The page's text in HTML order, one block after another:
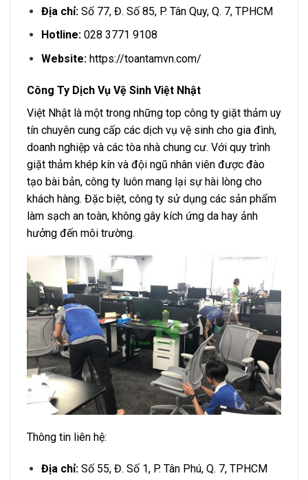
Địa chỉ:Số 77, Đ. Số 85, P. Tân Quy, Q. 7, TPHCM
Hotline:028 3771 9108
Website:https://toantamvn.com/
Công Ty Dịch Vụ Vệ Sinh Việt Nhật
Việt Nhật là một trong những top công ty giặt thảm uy
tín chuyên cung cấp các dịch vụ vệ sinh cho gia đình,
doanh nghiệp và các tòa nhà chung cư. Với quy trình
giặt thảm khép kín và đội ngũ nhân viên được đào
tạo bài bản, công ty luôn mang lại sự hài lòng cho
khách hàng. Đặc biệt, công ty sử dụng các sản phẩm
làm sạch an toàn, không gây kích ứng da hay ảnh
hưởng đến môi trường.
Thông tin liên hệ:
Địa chỉ:Số 55, Đ. Số 1, P. Tân Phú, Q. 7, TPHCM